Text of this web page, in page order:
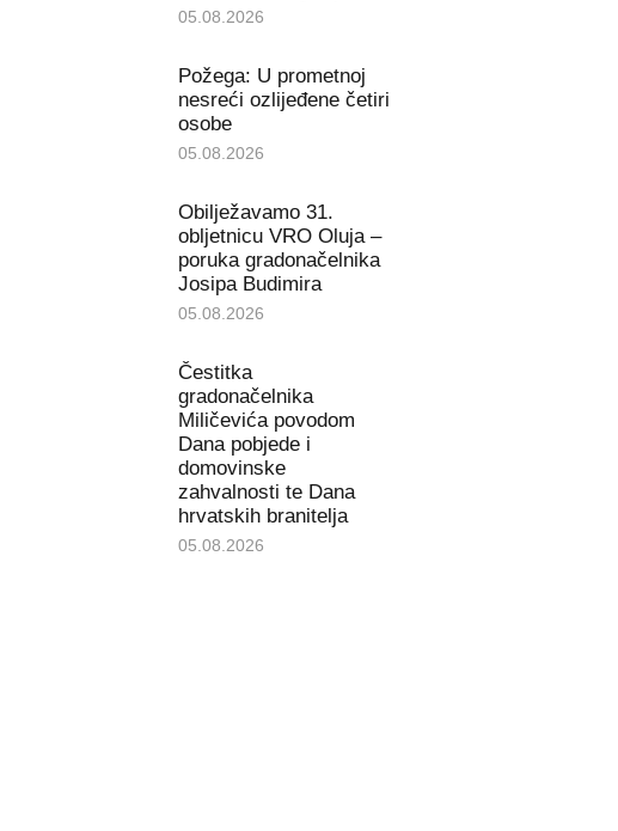
05.08.2026
Požega: U prometnoj
nesreći ozlijeđene četiri
osobe
05.08.2026
Obilježavamo 31.
obljetnicu VRO Oluja –
poruka gradonačelnika
Josipa Budimira
05.08.2026
Čestitka
gradonačelnika
Miličevića povodom
Dana pobjede i
domovinske
zahvalnosti te Dana
hrvatskih branitelja
05.08.2026